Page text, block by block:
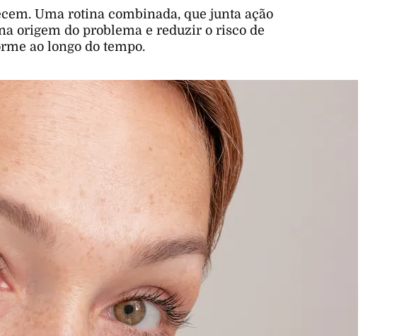
Uma rotina combinada, que junta ação
origem do problema e reduzir o risco de
ao longo do tempo.